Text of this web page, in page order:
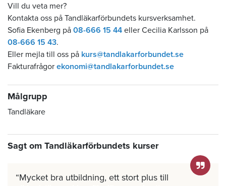
Vill du veta mer?
Kontakta oss på Tandläkarförbundets kursverksamhet.
Sofia Ekenberg på 08-666 15 44 eller Cecilia Karlsson på
08-666 15 43.
Eller mejla till oss på kurs@tandlakarforbundet.se
Fakturafrågor ekonomi@tandlakarforbundet.se
Målgrupp
Tandläkare
Sagt om Tandläkarförbundets kurser
Mycket bra utbildning, ett stort plus till